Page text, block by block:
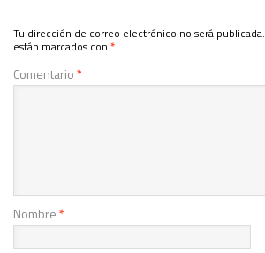
Tu dirección de correo electrónico no será publicada.
están marcados con *
Comentario*
Nombre*